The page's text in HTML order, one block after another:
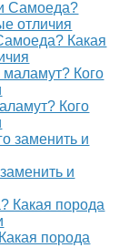
Какая
Кого
и
порода